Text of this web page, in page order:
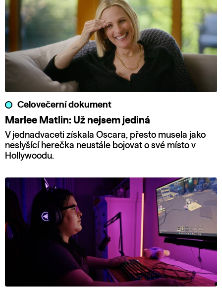
Celovečerní dokument
Marlee Matlin: Už nejsem jediná
V jednadvaceti získala Oscara, přesto musela jako
neslyšící herečka neustále bojovat o své místo v
Hollywoodu.